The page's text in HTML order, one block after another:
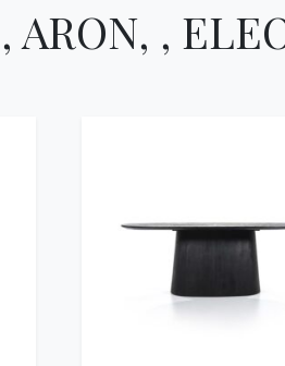
ARON, ,